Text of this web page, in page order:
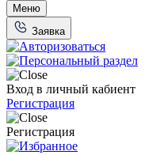
Меню
Заявка
Вход в личный кабиент
Регистрация
Регистрация